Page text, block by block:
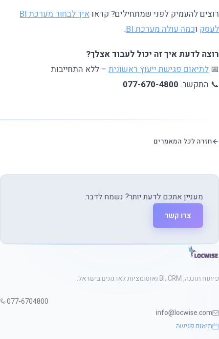
רוצים להעמיק לפני שמתחילים? קראו
איך לבחור מערכת BI
לעסק וכמה עולה מערכת BI .
רוצה לדעת איך זה יכול לעבוד אצלך?
📅 לתיאום פגישת ייעוץ ראשונית – ללא התחייבות
📞 התקשר: 077-670-4800
חזרה לכל המאמרים
מעניין אתכם לדעת יותר? נשמח לדבר.
צרו קשר
פיתוח תוכנה, BI, CRM ואוטומציות לארגונים בישראל.
077-6704800
info@locwise.com
תיאום פגישה